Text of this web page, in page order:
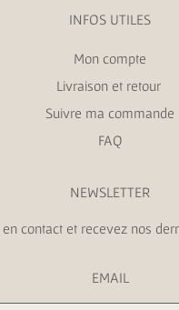
INFOS UTILES
Mon compte
Livraison et retour
Suivre ma commande
FAQ
NEWSLETTER
en contact et recevez nos
EMAIL